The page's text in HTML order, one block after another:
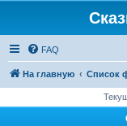
FAQ
На главную Список